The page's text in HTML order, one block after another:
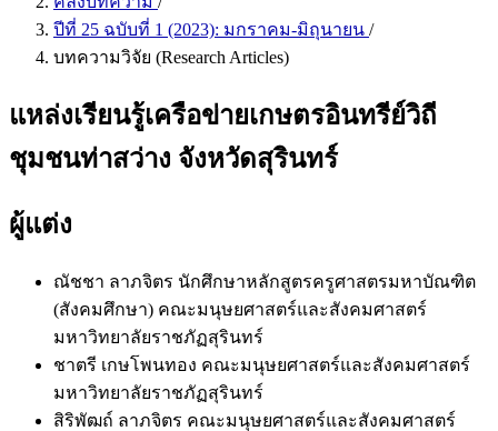
ปีที่ 25 ฉบับที่ 1 (2023): มกราคม-มิถุนายน /
บทความวิจัย (Research Articles)
แหล่งเรียนรู้เครือข่ายเกษตรอินทรีย์วิถี
ชุมชนท่าสว่าง จังหวัดสุรินทร์
ผู้แต่ง
ณัชชา ลาภจิตร นักศึกษาหลักสูตรครูศาสตรมหาบัณฑิต
(สังคมศึกษา) คณะมนุษยศาสตร์และสังคมศาสตร์
มหาวิทยาลัยราชภัฏสุรินทร์
ชาตรี เกษโพนทอง คณะมนุษยศาสตร์และสังคมศาสตร์
มหาวิทยาลัยราชภัฏสุรินทร์
สิริพัฒถ์ ลาภจิตร คณะมนุษยศาสตร์และสังคมศาสตร์